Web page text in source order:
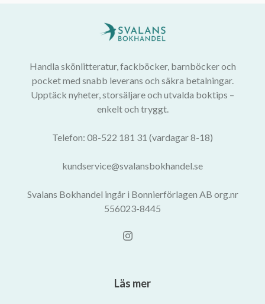
Handla skönlitteratur, fackböcker, barnböcker och
pocket med snabb leverans och säkra betalningar.
Upptäck nyheter, storsäljare och utvalda boktips –
enkelt och tryggt.
Telefon: 08-522 181 31 (vardagar 8-18)
kundservice@svalansbokhandel.se
Svalans Bokhandel ingår i Bonnierförlagen AB org.nr
556023-8445
Läs mer